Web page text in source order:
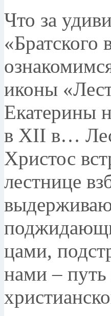
Что за
«Братского
иконы
Екатери­ны
в XII в…
Христос
лестнице
цами,
нами – путь